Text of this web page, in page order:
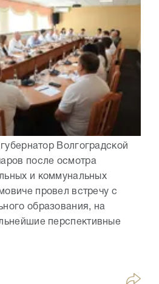
Волгоградской
после осмотра
и коммунальных
провел встречу с
образования, на
перспективные